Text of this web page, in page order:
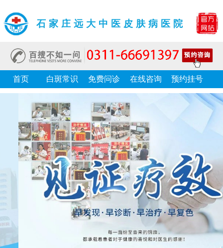
石家庄远大中医皮肤病医院
首页 白斑常识 免费问诊 在线咨询 预约挂号